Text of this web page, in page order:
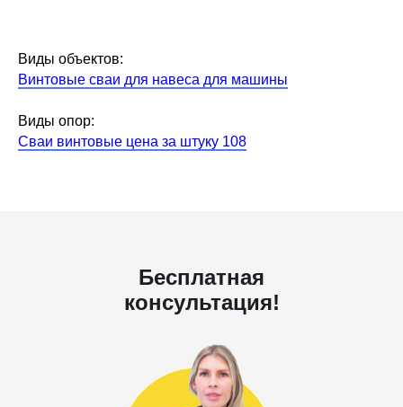
Виды объектов:
Винтовые сваи для навеса для машины
Виды опор:
Сваи винтовые цена за штуку 108
Бесплатная
консультация!